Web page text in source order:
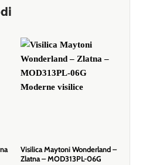
Visilica Maytoni Wonderland –
Zlatna – MOD313PL-06G